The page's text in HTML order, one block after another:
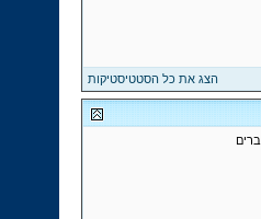
הצג את כל הסטטיסטיקות